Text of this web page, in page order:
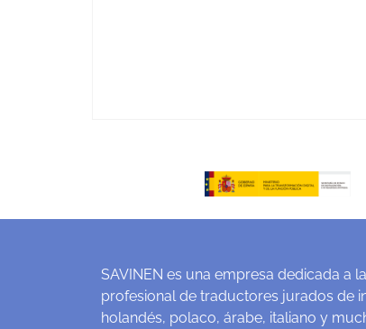
SAVINEN es una empresa dedicada a
profesional de traductores jurados de
holandés, polaco, árabe, italiano y